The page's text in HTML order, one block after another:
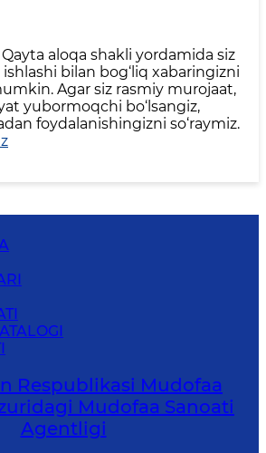
aloqa shakli yordamida siz
bilan bog‘liq xabaringizni
Agar siz rasmiy murojaat,
yubormoqchi bo‘lsangiz,
foydalanishingizni so‘raymiz.
Respublikasi Mudofaa
Mudofaa Sanoati
Agentligi